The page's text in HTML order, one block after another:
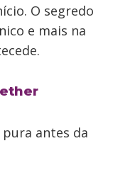
O segredo
e mais na
antes da